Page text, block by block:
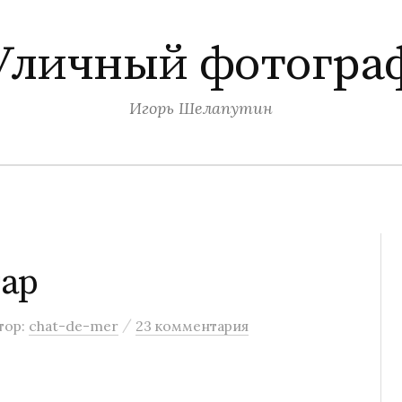
Игорь Шелапутин
chat-de-mer / 23 комментария